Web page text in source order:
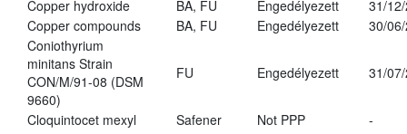
Copper hydroxide
BA, FU Engedélyezett
31/
Copper compounds
BA, FU Engedélyezett
30/
Coniothyrium
minitans Strain
CON/M/91-08 (DSM
9660)
FU Engedélyezett 31/
Cloquintocet mexyl Safener Not PPP
-